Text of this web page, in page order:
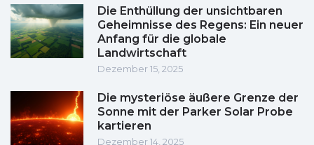
Die Enthüllung der unsichtbaren
Geheimnisse des Regens: Ein neuer
Anfang für die globale
Landwirtschaft
Dezember 15, 2025
Die mysteriöse äußere Grenze der
Sonne mit der Parker Solar Probe
kartieren
Dezember 14, 2025